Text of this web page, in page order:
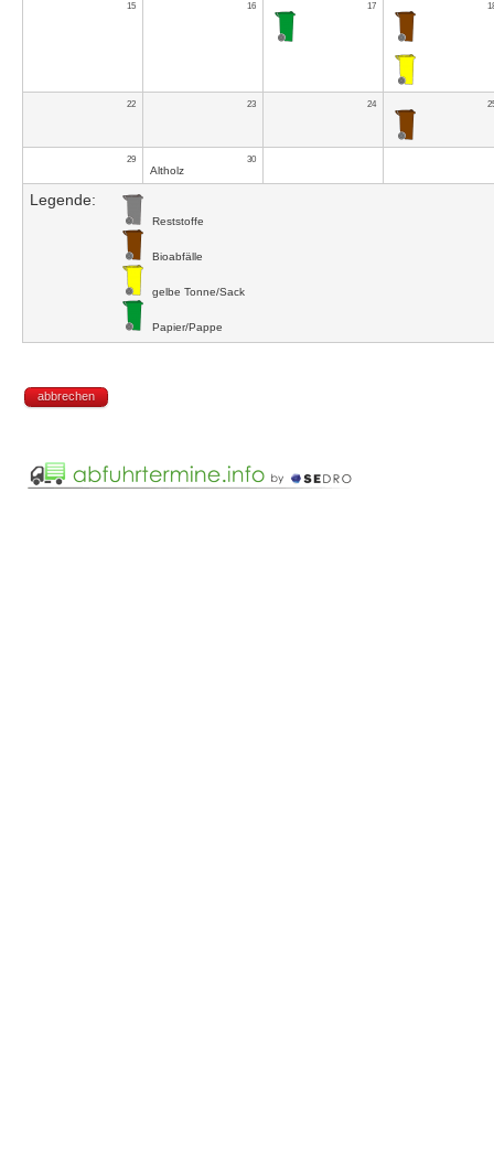
15 16 17
22 23 24
29 30
Altholz
Legende:
Reststoffe
Bioabfälle
gelbe Tonne/Sack
Papier/Pappe
abbrechen